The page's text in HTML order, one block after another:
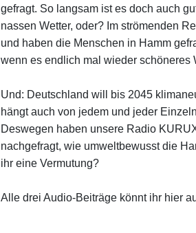
gefragt. So langsam ist es doch auch
nassen Wetter, oder? Im strömenden
und haben die Menschen in Hamm
wenn es endlich mal wieder schöneres
Und: Deutschland will bis 2045
hängt auch von jedem und jeder
Deswegen haben unsere Radio
nachgefragt, wie umweltbewusst die
ihr eine Vermutung?
Alle drei Audio-Beiträge könnt ihr hier